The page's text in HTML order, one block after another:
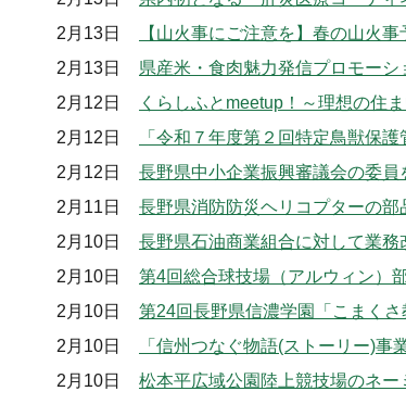
2月13日
【山火事にご注意を】春の山火
2月13日
県産米・食肉魅力発信プロモー
2月12日
くらしふとmeetup！～理想の住
2月12日
「令和７年度第２回特定鳥獣保
2月12日
長野県中小企業振興審議会の委員
2月11日
長野県消防防災ヘリコプターの部
2月10日
⻑野県⽯油商業組合に対して業務
2月10日
第4回総合球技場（アルウィン）
2月10日
第24回長野県信濃学園「こまく
2月10日
「信州つなぐ物語(ストーリー)事
2月10日
松本平広域公園陸上競技場のネ